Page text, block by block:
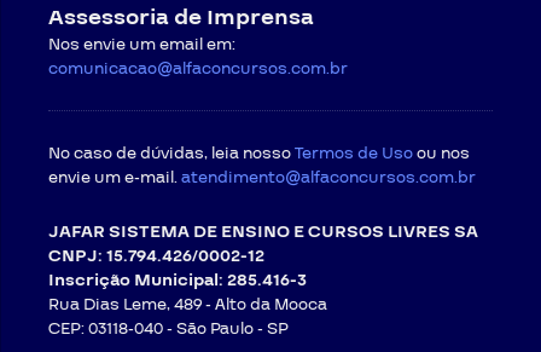
Assessoria de Imprensa
Nos envie um email em:
comunicacao@alfaconcursos.com.br
No caso de dúvidas, leia nossoTermos de Usoou nos
envie um e-mail.atendimento@alfaconcursos.com.br
JAFAR SISTEMA DE ENSINO E CURSOS LIVRES SA
CNPJ: 15.794.426/0002-12
Inscrição Municipal: 285.416-3
Rua Dias Leme, 489 - Alto da Mooca
CEP: 03118-040 -São Paulo - SP